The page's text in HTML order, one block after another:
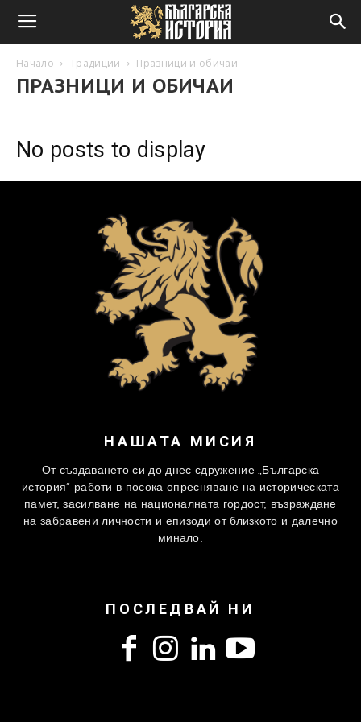
Начало Традиции Празници и обичаи
ПРАЗНИЦИ И ОБИЧАИ
No posts to display
НАШАТА МИСИЯ
От създаването си до днес сдружение „Българска
история” работи в посока опресняване на историческата
памет, засилване на националната гордост, възраждане
на забравени личности и епизоди от близкото и далечно
минало.
ПОСЛЕДВАЙ НИ